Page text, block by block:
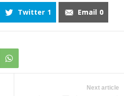
Twitter 1 Email 0
Next article